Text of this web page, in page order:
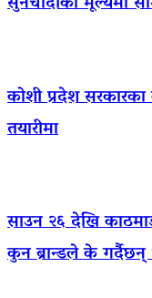
कोशी प्रदेश सरकारका
तयारीमा
साउन २६ देखि
कुन ब्रान्डले के